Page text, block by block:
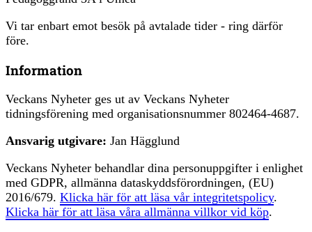
Vi tar enbart emot besök på avtalade tider - ring därför
före.
Information
Veckans Nyheter ges ut av Veckans Nyheter
tidningsförening med organisationsnummer 802464-4687.
Ansvarig utgivare: Jan Hägglund
Veckans Nyheter behandlar dina personuppgifter i enlighet
med GDPR, allmänna dataskyddsförordningen, (EU)
2016/679. Klicka här för att läsa vår integritetspolicy.
Klicka här för att läsa våra allmänna villkor vid köp.